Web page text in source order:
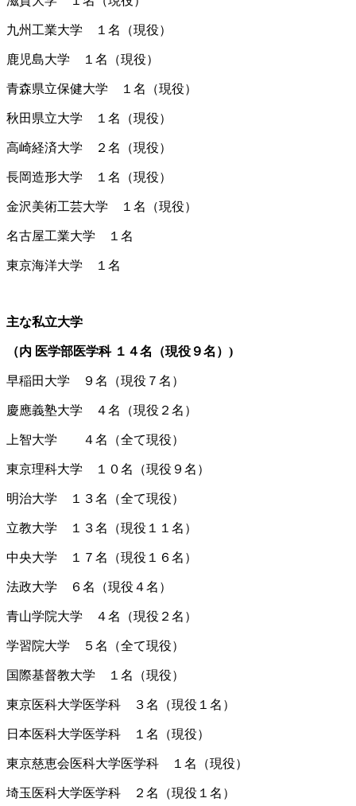
九州工業大学 １名（現役）
鹿児島大学 １名（現役）
青森県立保健大学 １名（現役）
秋田県立大学 １名（現役）
高崎経済大学 ２名（現役）
長岡造形大学 １名（現役）
金沢美術工芸大学 １名（現役）
名古屋工業大学 １名
東京海洋大学 １名
主な私立大学
（内 医学部医学科 １４名（現役９名）)
早稲田大学 ９名（現役７名）
慶應義塾大学 ４名（現役２名）
上智大学 ４名（全て現役）
東京理科大学 １０名（現役９名）
明治大学 １３名（全て現役）
立教大学 １３名（現役１１名）
中央大学 １７名（現役１６名）
法政大学 ６名（現役４名）
青山学院大学 ４名（現役２名）
学習院大学 ５名（全て現役）
国際基督教大学 １名（現役）
東京医科大学医学科 ３名（現役１名）
日本医科大学医学科 １名（現役）
東京慈恵会医科大学医学科 １名（現役）
埼玉医科大学医学科 ２名（現役１名）